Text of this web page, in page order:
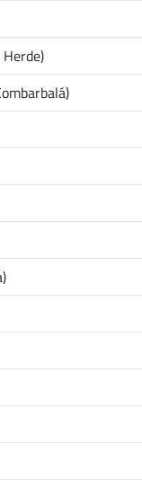
Herde)